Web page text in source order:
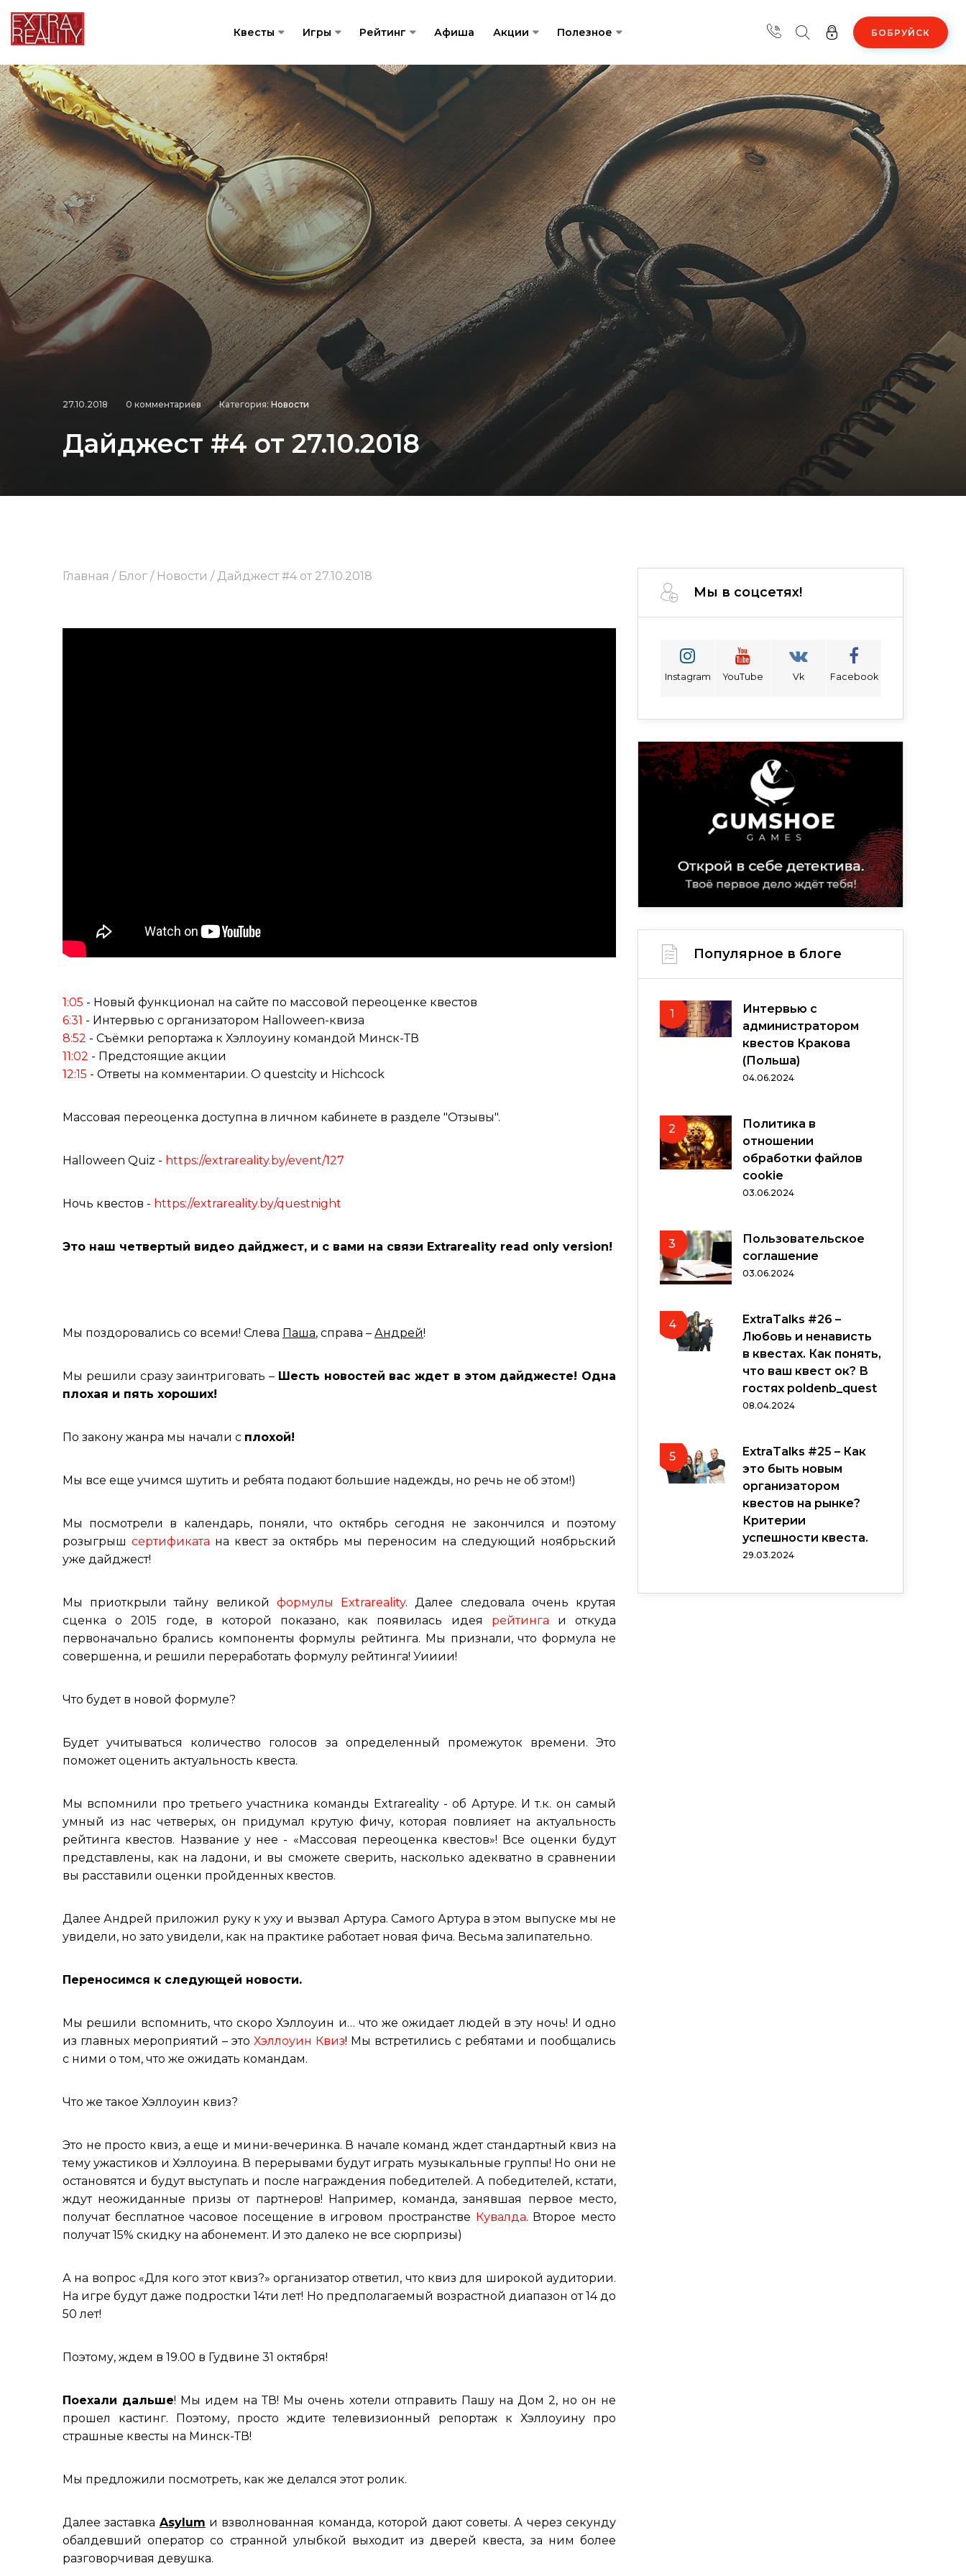
Квесты Игры Рейтинг Афиша Акции Полезное БОБРУЙСК
27.10.2018 0 комментариев Категория: Новости
Дайджест #4 от 27.10.2018
Главная / Блог / Новости / Дайджест #4 от 27.10.2018
1:05 - Новый функционал на сайте по массовой переоценке квестов
6:31 - Интервью с организатором Halloween-квиза
8:52 - Съёмки репортажа к Хэллоуину командой Минск-ТВ
11:02 - Предстоящие акции
12:15 - Ответы на комментарии. О questcity и Hichcock
Массовая переоценка доступна в личном кабинете в разделе "Отзывы".
Halloween Quiz - https://extrareality.by/event/127
Ночь квестов - https://extrareality.by/questnight
Это наш четвертый видео дайджест, и с вами на связи Extrareality read only version!
Мы поздоровались со всеми! Слева Паша, справа – Андрей!
Мы решили сразу заинтриговать – Шесть новостей вас ждет в этом дайджесте! Одна
плохая и пять хороших!
По закону жанра мы начали с плохой!
Мы все еще учимся шутить и ребята подают большие надежды, но речь не об этом!)
Мы посмотрели в календарь, поняли, что октябрь сегодня не закончился и поэтому
розыгрыш сертификата на квест за октябрь мы переносим на следующий ноябрьский
уже дайджест!
Мы приоткрыли тайну великой формулы Extrareality. Далее следовала очень крутая
сценка о 2015 годе, в которой показано, как появилась идея рейтинга и откуда
первоначально брались компоненты формулы рейтинга. Мы признали, что формула не
совершенна, и решили переработать формулу рейтинга! Уииии!
Что будет в новой формуле?
Будет учитываться количество голосов за определенный промежуток времени. Это
поможет оценить актуальность квеста.
Мы вспомнили про третьего участника команды Extrareality - об Артуре. И т.к. он самый
умный из нас четверых, он придумал крутую фичу, которая повлияет на актуальность
рейтинга квестов. Название у нее - «Массовая переоценка квестов»! Все оценки будут
представлены, как на ладони, и вы сможете сверить, насколько адекватно в сравнении
вы расставили оценки пройденных квестов.
Далее Андрей приложил руку к уху и вызвал Артура. Самого Артура в этом выпуске мы не
увидели, но зато увидели, как на практике работает новая фича. Весьма залипательно.
Переносимся к следующей новости.
Мы решили вспомнить, что скоро Хэллоуин и… что же ожидает людей в эту ночь! И одно
из главных мероприятий – это Хэллоуин Квиз! Мы встретились с ребятами и пообщались
с ними о том, что же ожидать командам.
Что же такое Хэллоуин квиз?
Это не просто квиз, а еще и мини-вечеринка. В начале команд ждет стандартный квиз на
тему ужастиков и Хэллоуина. В перерывами будут играть музыкальные группы! Но они не
остановятся и будут выступать и после награждения победителей. А победителей, кстати,
ждут неожиданные призы от партнеров! Например, команда, занявшая первое место,
получат бесплатное часовое посещение в игровом пространстве Кувалда. Второе место
получат 15% скидку на абонемент. И это далеко не все сюрпризы)
А на вопрос «Для кого этот квиз?» организатор ответил, что квиз для широкой аудитории.
На игре будут даже подростки 14ти лет! Но предполагаемый возрастной диапазон от 14 до
50 лет!
Поэтому, ждем в 19.00 в Гудвине 31 октября!
Поехали дальше! Мы идем на ТВ! Мы очень хотели отправить Пашу на Дом 2, но он не
прошел кастинг. Поэтому, просто ждите телевизионный репортаж к Хэллоуину про
страшные квесты на Минск-ТВ!
Мы предложили посмотреть, как же делался этот ролик.
Далее заставка Asylum и взволнованная команда, которой дают советы. А через секунду
обалдевший оператор со странной улыбкой выходит из дверей квеста, за ним более
разговорчивая девушка.
Мы в соцсетях!
Instagram YouTube Vk Facebook
Популярное в блоге
1
Интервью с
администратором
квестов Кракова
(Польша)
04.06.2024
2
Политика в
отношении
обработки файлов
cookie
03.06.2024
3
Пользовательское
соглашение
03.06.2024
4
ExtraTalks #26 –
Любовь и ненависть
в квестах. Как понять,
что ваш квест ок? В
гостях poldenb_quest
08.04.2024
5
ExtraTalks #25 – Как
это быть новым
организатором
квестов на рынке?
Критерии
успешности квеста.
29.03.2024